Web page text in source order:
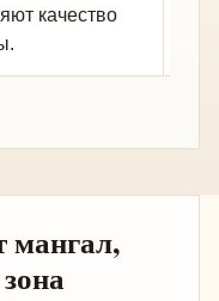
качество
мангал,